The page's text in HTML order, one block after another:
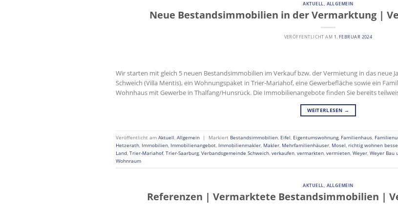
AKTUELL, ALLGEMEIN
Neue Bestandsimmobilien in der Vermarktung |
VERÖFFENTLICHT AM 1. FEBRUAR 2024
Wir starten mit gleich 5 neuen Bestandsimmobilien im Verkauf bzw. der Vermietung in das neue
Schweich (Villa Mentis), ein Wohnungspaket in Trier-Mariahof, eine Gewerbefläche sowie ein
Wohnhaus mit Gewerbe in Thalfang/Hunsrück. Die Immobilienangebote finden Sie bereits
WEITERLESEN →
Veröffentlicht am Aktuell, Allgemein | Markiert Bestandsimmobilien, Eifel, Eigentumswohnung, Familienhaus,
Hetzerath, Immobilien, Immobilienangebot, Immobilienmakler, Makler, Mehrfamilienhäuser, Mosel, richtig wohnen
Land, Trier-Mariahof, Trier-Saarburg, Verbandsgemeinde Schweich, verkaufen, vermarkten, vermieten, Weyer, Weyer Bau
Wohnraum
AKTUELL, ALLGEMEIN
Referenzen | Vermarktete Bestandsimmobilien |